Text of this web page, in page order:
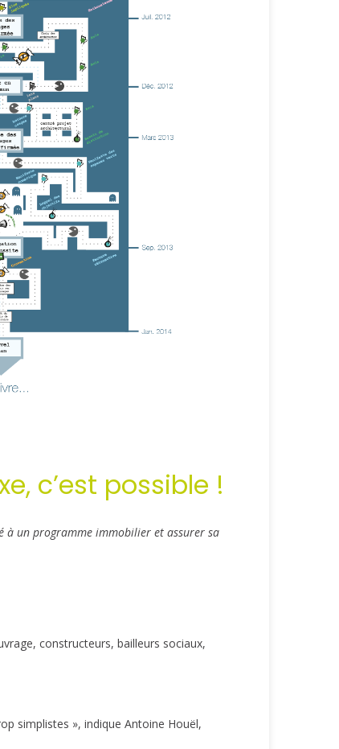
c’est possible !
à un programme immobilier et assurer sa
constructeurs, bailleurs sociaux,
simplistes », indique Antoine Houël,